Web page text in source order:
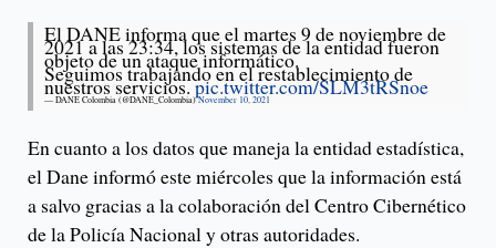
El DANE informa que el martes 9 de noviembre de
2021 a las 23:34, los sistemas de la entidad fueron
objeto de un ataque informático.
Seguimos trabajando en el restablecimiento de
nuestros servicios.pic.twitter.com/SLM3tRSnoe
— DANE Colombia (@DANE_Colombia)November 10, 2021
En cuanto a los datos que maneja la entidad estadística,
el Dane informó este miércoles que la información está
a salvo gracias a la colaboración del Centro Cibernético
de la Policía Nacional y otras autoridades.